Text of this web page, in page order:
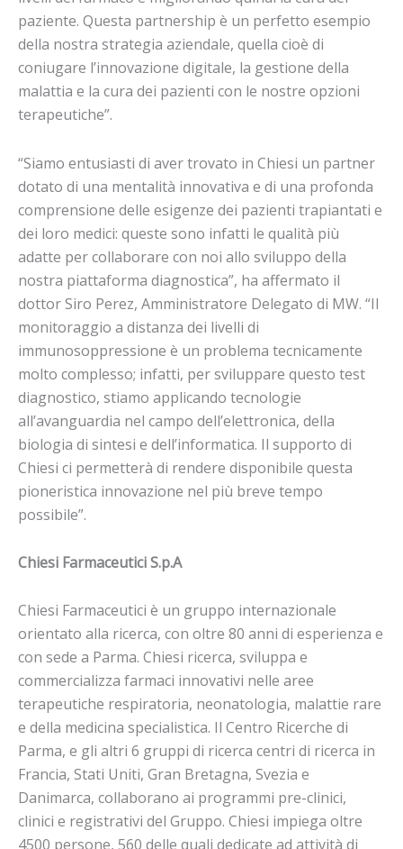
paziente. Questa partnership è un perfetto esempio
della nostra strategia aziendale, quella cioè di
coniugare l’innovazione digitale, la gestione della
malattia e la cura dei pazienti con le nostre opzioni
terapeutiche”.
“Siamo entusiasti di aver trovato in Chiesi un partner
dotato di una mentalità innovativa e di una profonda
comprensione delle esigenze dei pazienti trapiantati e
dei loro medici: queste sono infatti le qualità più
adatte per collaborare con noi allo sviluppo della
nostra piattaforma diagnostica”, ha affermato il
dottor Siro Perez, Amministratore Delegato di MW. “Il
monitoraggio a distanza dei livelli di
immunosoppressione è un problema tecnicamente
molto complesso; infatti, per sviluppare questo test
diagnostico, stiamo applicando tecnologie
all’avanguardia nel campo dell’elettronica, della
biologia di sintesi e dell’informatica. Il supporto di
Chiesi ci permetterà di rendere disponibile questa
pioneristica innovazione nel più breve tempo
possibile”.
Chiesi Farmaceutici S.p.A
Chiesi Farmaceutici è un gruppo internazionale
orientato alla ricerca, con oltre 80 anni di esperienza e
con sede a Parma. Chiesi ricerca, sviluppa e
commercializza farmaci innovativi nelle aree
terapeutiche respiratoria, neonatologia, malattie rare
e della medicina specialistica. Il Centro Ricerche di
Parma, e gli altri 6 gruppi di ricerca centri di ricerca in
Francia, Stati Uniti, Gran Bretagna, Svezia e
Danimarca, collaborano ai programmi pre-clinici,
clinici e registrativi del Gruppo. Chiesi impiega oltre
4500 persone, 560 delle quali dedicate ad attività di